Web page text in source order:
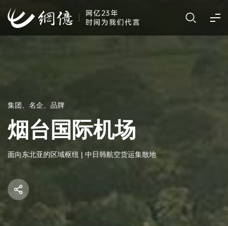
集团、名企、品牌
烟台国际机场
面向东北亚的区域枢纽 | 中日韩航空货运集散地